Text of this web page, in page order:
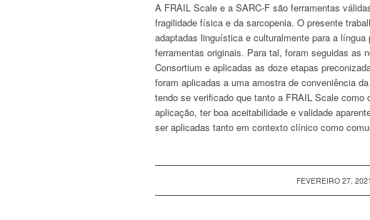
A FRAIL Scale e a SARC-F são ferramentas
fragilidade física e da sarcopenia. O presente
adaptadas linguística e culturalmente para a
ferramentas originais. Para tal, foram seguidas as
Consortium e aplicadas as doze etapas
foram aplicadas a uma amostra de conveniência
tendo se verificado que tanto a FRAIL Scale como
aplicação, ter boa aceitabilidade e validade
ser aplicadas tanto em contexto clínico como
FEVEREIRO 27, 2021
/